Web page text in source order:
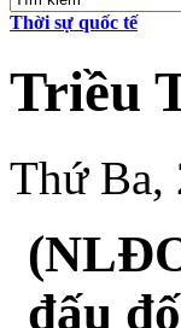
Ngóng tin đấu thầu, thị
Mỹ: Người nhập cư trúng
Đến thăm làng "siêu đẻ"
Thận trọng khi nhịn cơm
Lấy xẻng phang gãy
Thời sự quốc tế
Triều
Thứ Ba,
đấu